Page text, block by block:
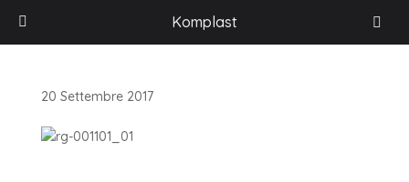
ART. RG-001101 – REGGIMENSOLA REGOLABILE
20 Settembre 2017
Komplast